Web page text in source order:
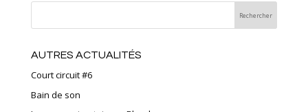
AUTRES ACTUALITÉS
Court circuit #6
Bain de son